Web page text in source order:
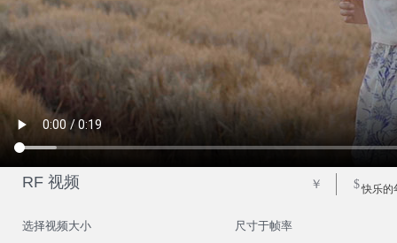
快乐的
选择视频大小 尺寸于帧率
RF 视频 ￥ $